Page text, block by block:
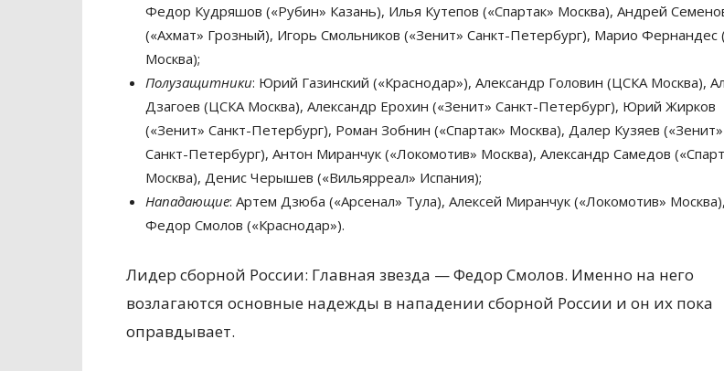
Федор Кудряшов («Рубин» Казань), Илья Кутепов («Спартак» Москва), Андрей
(«Ахмат» Грозный), Игорь Смольников («Зенит» Санкт-Петербург), Марио
Москва);
Полузащитники: Юрий Газинский («Краснодар»), Александр Головин (ЦСКА Москва),
Дзагоев (ЦСКА Москва), Александр Ерохин («Зенит» Санкт-Петербург), Юрий Жирков
(«Зенит» Санкт-Петербург), Роман Зобнин («Спартак» Москва), Далер Кузяев («Зенит»
Санкт-Петербург), Антон Миранчук («Локомотив» Москва), Александр Самедов
Москва), Денис Черышев («Вильярреал» Испания);
Нападающие: Артем Дзюба («Арсенал» Тула), Алексей Миранчук («Локомотив» Москва),
Федор Смолов («Краснодар»).
Лидер сборной России: Главная звезда — Федор Смолов. Именно на него
возлагаются основные надежды в нападении сборной России и он их пока
оправдывает.